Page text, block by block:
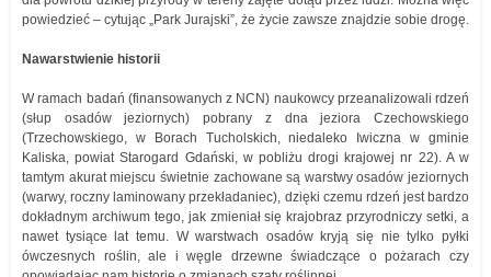
powiedzieć – cytując „Park Jurajski”, że życie zawsze znajdzie sobie drogę.
Nawarstwienie historii
W ramach badań (finansowanych z NCN) naukowcy przeanalizowali rdzeń
(słup osadów jeziornych) pobrany z dna jeziora Czechowskiego
(Trzechowskiego, w Borach Tucholskich, niedaleko Iwiczna w gminie
Kaliska, powiat Starogard Gdański, w pobliżu drogi krajowej nr 22). A w
tamtym akurat miejscu świetnie zachowane są warstwy osadów jeziornych
(warwy, roczny laminowany przekładaniec), dzięki czemu rdzeń jest bardzo
dokładnym archiwum tego, jak zmieniał się krajobraz przyrodniczy setki, a
nawet tysiące lat temu. W warstwach osadów kryją się nie tylko pyłki
ówczesnych roślin, ale i węgle drzewne świadczące o pożarach czy